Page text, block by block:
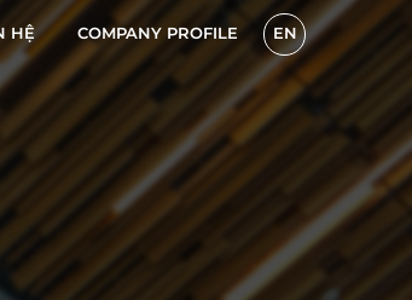
HỆ COMPANY PROFILE EN